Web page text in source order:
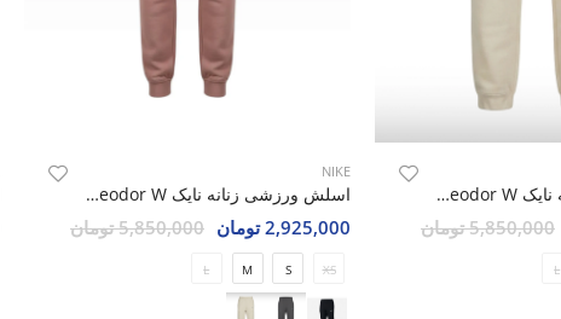
اسلش ورزشی زنانه نایک Nike Theodor W
5,850,000 تومان
L
NIKE
اسلش ورزشی زنانه نایک Nike Theodor W
2,925,000 تومان 5,850,000 تومان
XS
S
M
L